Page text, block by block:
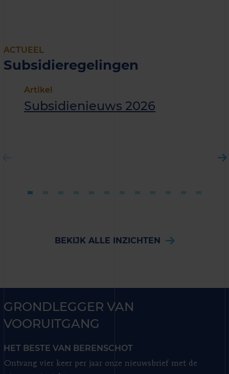
ACTUEEL
Subsidieregelingen
Artikel
Subsidienieuws 2026
BEKIJK ALLE INZICHTEN
GRONDLEGGER VAN
VOORUITGANG
HET BESTE VAN BERENSCHOT
Ontvang vier keer per jaar onze nieuwsbrief met de